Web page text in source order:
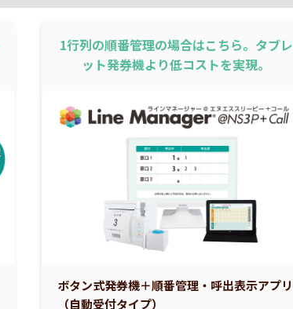
1行列の順番管理の場合はこちら。タブレ
ット発券機より低コストを実現。
ボタン式発券機＋順番管理・呼出表示アプリ
（自動受付タイプ）